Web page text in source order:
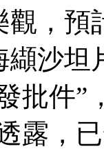
觀，
沙坦
批件”
露，